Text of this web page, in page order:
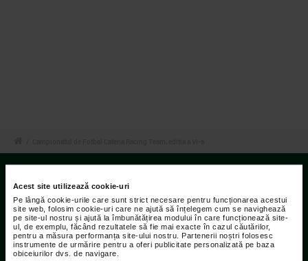
Acest site utilizează cookie-uri
Pe lângă cookie-urile care sunt strict necesare pentru funcționarea acestui
site web, folosim cookie-uri care ne ajută să înțelegem cum se navighează
pe site-ul nostru și ajută la îmbunătățirea modului în care funcționează site-
ul, de exemplu, făcând rezultatele să fie mai exacte în cazul căutărilor,
pentru a măsura performanța site-ului nostru. Partenerii noștri folosesc
instrumente de urmărire pentru a oferi publicitate personalizată pe baza
obiceiurilor dvs. de navigare.
Contact
Adresa:
Str Islaz nr. 2 Sector 1 Bucuresti